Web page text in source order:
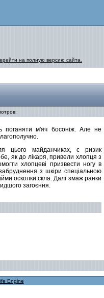
на полную версию сайта.
поганяти м'яч босоніж. Але не
цього майданчиках, є ризик
як до лікаря, привели хлопця з
хлопцеві призвести ногу в
з шкіри спеціальною
осколки скла. Далі змаж ранки
загоєння.
Engine